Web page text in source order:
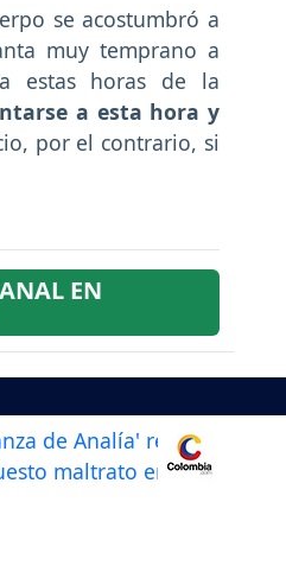
se acostumbró a
muy temprano a
estas horas de la
a esta hora y
por el contrario, si
EN